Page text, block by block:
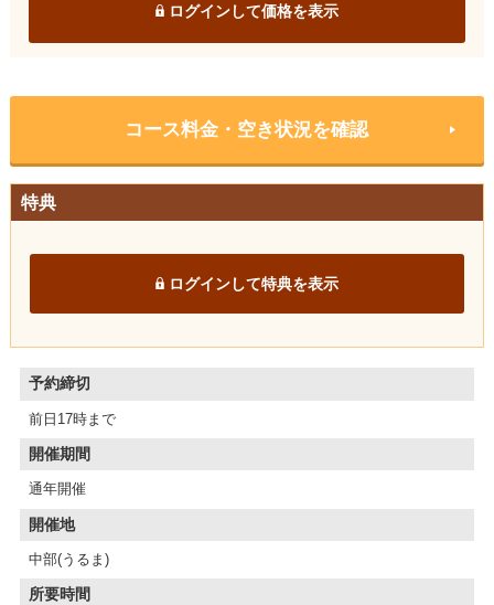
ログインして価格を表示
コース料金・空き状況を確認
特典
ログインして特典を表示
予約締切
前日17時まで
開催期間
通年開催
開催地
中部(うるま)
所要時間